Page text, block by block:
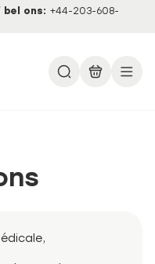
bel ons: +44-203-608-